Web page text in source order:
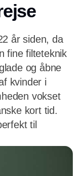
år siden, da
fine filteteknik
og åbne
kvinder i
vokset
kort tid.
til